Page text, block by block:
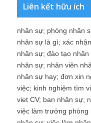
Liên kết hữu ích
nhân sự; phòng nhân
nhân sự là gì; xác
nhân sự; đào tạo nhân
nhân sự; nhân viên
nhân sự hay; đơn xin
việc; kinh nghiệm tìm
viet CV; ban nhân sự;
việc làm trưởng phòng